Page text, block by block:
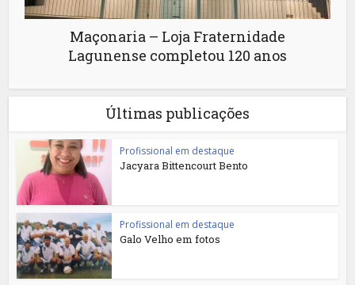
Maçonaria – Loja Fraternidade
Lagunense completou 120 anos
Últimas publicações
Profissional em destaque
Jacyara Bittencourt Bento
Profissional em destaque
Galo Velho em fotos